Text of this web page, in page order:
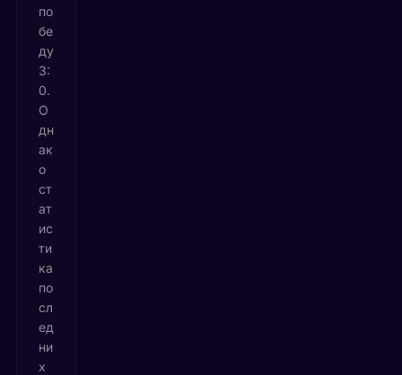
по
бе
ду
3:
0.
О
дн
ак
о
ст
ат
ис
ти
ка
по
сл
ед
ни
х